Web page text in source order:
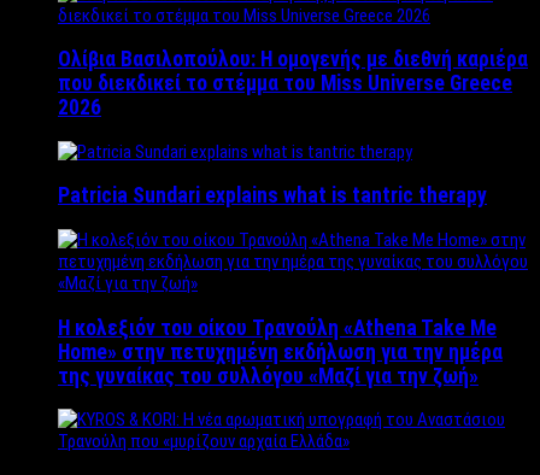
Ολίβια Βασιλοπούλου: Η ομογενής με διεθνή καριέρα
που διεκδικεί το στέμμα του Miss Universe Greece
2026
Patricia Sundari explains what is tantric therapy
Η κολεξιόν του οίκου Τρανούλη «Athena Take Me
Home» στην πετυχημένη εκδήλωση για την ημέρα
της γυναίκας του συλλόγου «Μαζί για την ζωή»